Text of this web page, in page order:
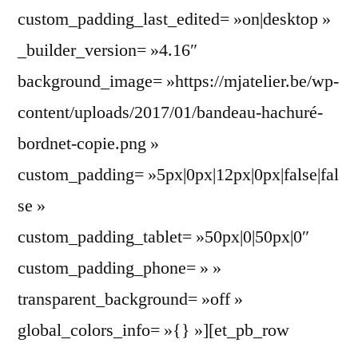
custom_padding_last_edited= »on|desktop »
_builder_version= »4.16″
background_image= »https://mjatelier.be/wp-
content/uploads/2017/01/bandeau-hachuré-
bordnet-copie.png »
custom_padding= »5px|0px|12px|0px|false|fal
se »
custom_padding_tablet= »50px|0|50px|0″
custom_padding_phone= » »
transparent_background= »off »
global_colors_info= »{} »][et_pb_row